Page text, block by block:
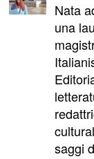
Nata
una
saggi